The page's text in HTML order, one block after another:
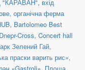
вхід
органічна ферма
, Bartolomeo Best
Cross, Concert hall
Зелений Гай,
праски варить рис»,